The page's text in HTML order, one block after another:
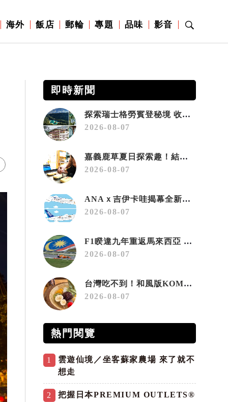
海外 飯店 郵輪 專題 品味 影音
即時新聞
探索瑞士格勞賓登秘境 收藏六種阿爾卑斯夏日療癒之旅
2026-08-07
嘉義鹿草夏日探索趣！結合科學、農場與自然的親子小旅行
2026-08-07
ANAｘ吉伊卡哇揭幕全新彩繪機「Chiikawa JET」
2026-08-07
F1睽違九年重返馬來西亞 三大國際賽事打造10月運動旅遊熱潮 賽車、自行車、路跑同週登場
2026-08-07
台灣吃不到！和風版KOMEDA咖啡讓你吃遍名古屋在地美食
2026-08-07
熱門閱覽
1
雲遊仙境／坐客蘇家農場 來了就不
想走
2
把握日本PREMIUM OUTLETS®